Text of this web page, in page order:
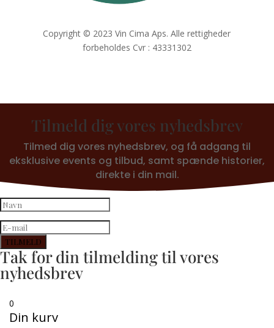
Copyright © 2023 Vin Cima Aps. Alle rettigheder
forbeholdes Cvr : 43331302
Tilmeld dig vores nyhedsbrev
Tilmed dig vores nyhedsbrev, og få adgang til
eksklusive events og tilbud, samt spænde historier,
direkte i din mail.
TILMELD
Tak for din tilmelding til vores
nyhedsbrev
0
Din kurv